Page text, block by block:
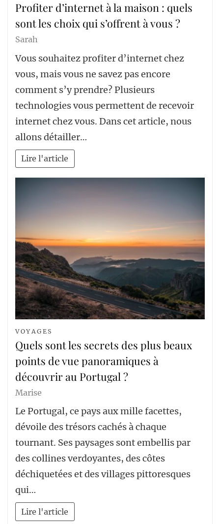
Profiter d’internet à la maison : quels
sont les choix qui s’offrent à vous ?
Sarah
Vous souhaitez profiter d’internet chez
vous, mais vous ne savez pas encore
comment s’y prendre? Plusieurs
technologies vous permettent de recevoir
internet chez vous. Dans cet article, nous
allons détailler…
Lire l'article
VOYAGES
Quels sont les secrets des plus beaux
points de vue panoramiques à
découvrir au Portugal ?
Marise
Le Portugal, ce pays aux mille facettes,
dévoile des trésors cachés à chaque
tournant. Ses paysages sont embellis par
des collines verdoyantes, des côtes
déchiquetées et des villages pittoresques
qui…
Lire l'article